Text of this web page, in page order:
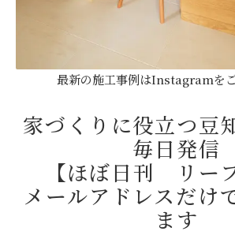
最新の施工事例はInstagramを
家づくりに役立つ豆
毎日発信
【ほぼ日刊 リー
メールアドレスだけ
ます